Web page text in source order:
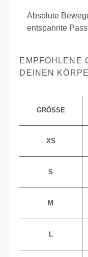
Absolute
entspannte
EMPFOHLENE
EINEN
GRÖSSE
XS
S
M
L